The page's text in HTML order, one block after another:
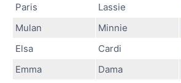
Paris
Lassie
Mulan
Minnie
Elsa
Cardi
Emma
Dama